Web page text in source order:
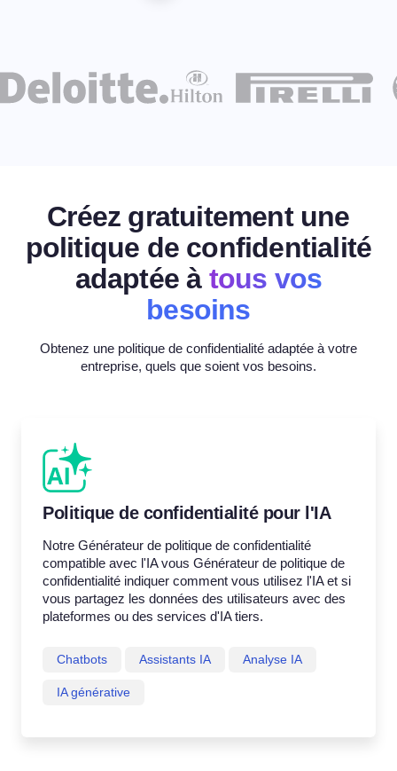
Créez gratuitement une
politique de confidentialité
adaptée à tous vos
besoins
Obtenez une politique de confidentialité adaptée à votre
entreprise, quels que soient vos besoins.
Politique de confidentialité pour l'IA
Notre Générateur de politique de confidentialité
compatible avec l'IA vous Générateur de politique de
confidentialité indiquer comment vous utilisez l'IA et si
vous partagez les données des utilisateurs avec des
plateformes ou des services d'IA tiers.
Chatbots Assistants IA Analyse IA
IA générative